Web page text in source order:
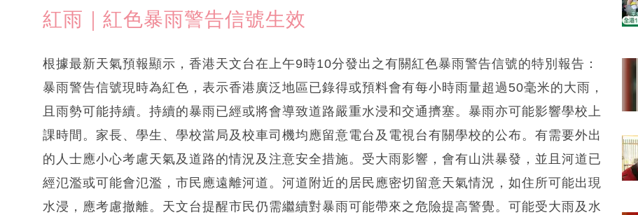
紅雨｜紅色暴雨警告信號生效
根據最新天氣預報顯示，香港天文台在上午9時10分發出之有關紅色暴雨警告信號的特別報告：
暴雨警告信號現時為紅色，表示香港廣泛地區已錄得或預料會有每小時雨量超過50毫米的大雨，
且雨勢可能持續。持續的暴雨已經或將會導致道路嚴重水浸和交通擠塞。暴雨亦可能影響學校上
課時間。家長、學生、學校當局及校車司機均應留意電台及電視台有關學校的公布。有需要外出
的人士應小心考慮天氣及道路的情況及注意安全措施。受大雨影響，會有山洪暴發，並且河道已
經氾濫或可能會氾濫，市民應遠離河道。河道附近的居民應密切留意天氣情況，如住所可能出現
水浸，應考慮撤離。天文台提醒市民仍需繼續對暴雨可能帶來之危險提高警覺。可能受大雨及水